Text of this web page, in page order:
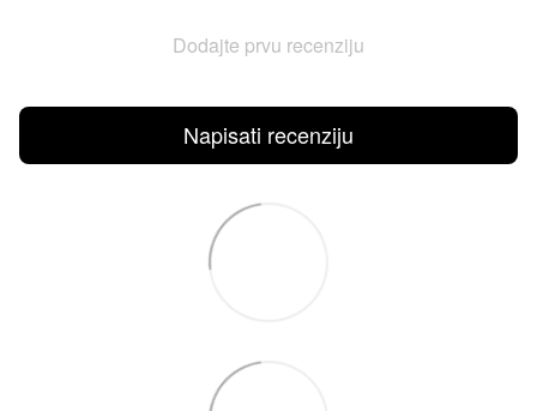
Dodajte prvu recenziju
Napisati recenziju